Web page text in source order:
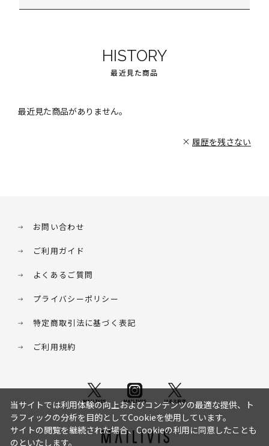
HISTORY
最近見た商品
最近見た商品がありません。
履歴を残さない
お問い合わせ
ご利用ガイド
よくあるご質問
プライバシーポリシー
特定商取引法に基づく表記
ご利用規約
当サイトでは利用体験の向上およびコンテンツの最適な提供、ト
ラフィックの分析を目的としてCookieを使用しています。
サイトの閲覧を継続された場合、Cookieの利用に同意したことも
のといたします。